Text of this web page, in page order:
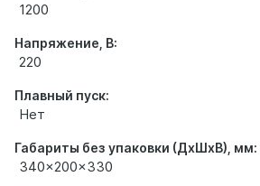
1200
Напряжение, В:
220
Плавный пуск:
Нет
Габариты без упаковки (ДхШхВ), мм:
340x200x330